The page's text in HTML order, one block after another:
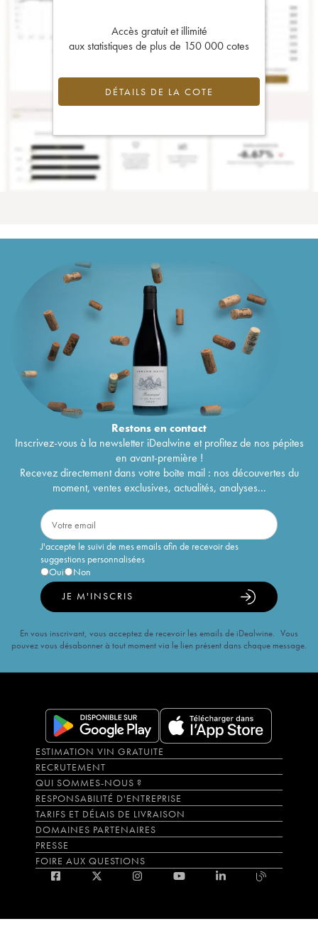
Accès gratuit et illimité
aux statistiques de plus de 150 000 cotes
DÉTAILS DE LA COTE
Restons encontact
Inscrivez-vous à la newsletter iDealwine et profitez de nos pépites
en avant-première !
Recevez directement dans votre boîte mail : nos découvertes du
moment, ventes exclusives, actualités, analyses...
J'accepte le suivi de mes emails afin de recevoir des
suggestions personnalisées
Oui
Non
JE M'INSCRIS
En vous inscrivant, vous acceptez de recevoir les emails de iDealwine. Vous
pouvez vous désabonner à tout moment via le lien présent dans chaque message.
ESTIMATION VIN GRATUITE
RECRUTEMENT
QUI SOMMES-NOUS ?
RESPONSABILITÉ D'ENTREPRISE
TARIFS ET DÉLAIS DE LIVRAISON
DOMAINES PARTENAIRES
PRESSE
FOIRE AUX QUESTIONS